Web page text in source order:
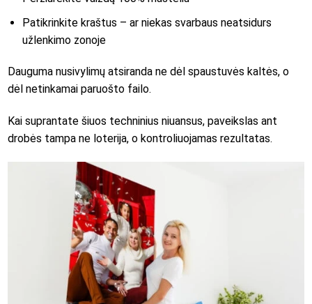
Patikrinkite kraštus – ar niekas svarbaus neatsidurs
užlenkimo zonoje
Dauguma nusivylimų atsiranda ne dėl spaustuvės kaltės, o
dėl netinkamai paruošto failo.
Kai suprantate šiuos techninius niuansus, paveikslas ant
drobės tampa ne loterija, o kontroliuojamas rezultatas.